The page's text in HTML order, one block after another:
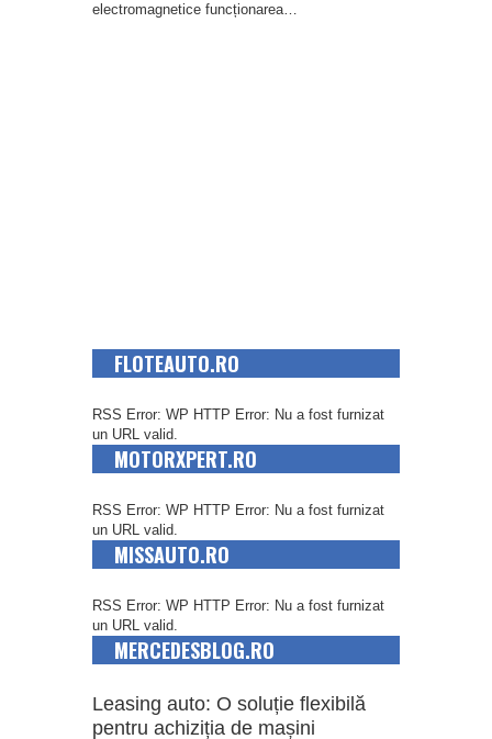
electromagnetice funcționarea…
FLOTEAUTO.RO
RSS Error: WP HTTP Error: Nu a fost furnizat
un URL valid.
MOTORXPERT.RO
RSS Error: WP HTTP Error: Nu a fost furnizat
un URL valid.
MISSAUTO.RO
RSS Error: WP HTTP Error: Nu a fost furnizat
un URL valid.
MERCEDESBLOG.RO
Leasing auto: O soluție flexibilă
pentru achiziția de mașini